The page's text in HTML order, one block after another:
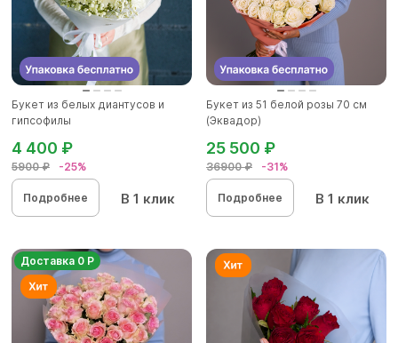
Букет из белых диантусов и
гипсофилы
5900 ₽ -25%
4 400 ₽
Подробнее В 1 клик
Букет из 51 белой розы 70 см
(Эквадор)
36900 ₽ -31%
25 500 ₽
Подробнее В 1 клик
Доставка 0 Р